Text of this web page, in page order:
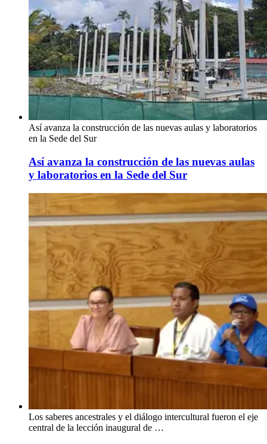
Así avanza la construcción de las nuevas aulas y laboratorios
en la Sede del Sur
Así avanza la construcción de las nuevas aulas
y laboratorios en la Sede del Sur
Los saberes ancestrales y el diálogo intercultural fueron el eje
central de la lección inaugural de …